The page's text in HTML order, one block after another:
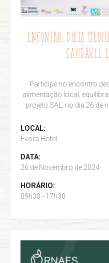
ENCONTRO: DIETA
SAUDÁVEL
Participe no encontro
alimentação local,
projeto SAL, no dia 26 de
LOCAL:
Évora Hotel
DATA:
26 de Novembro de 2024
HORÁRIO:
09h30 - 17h30